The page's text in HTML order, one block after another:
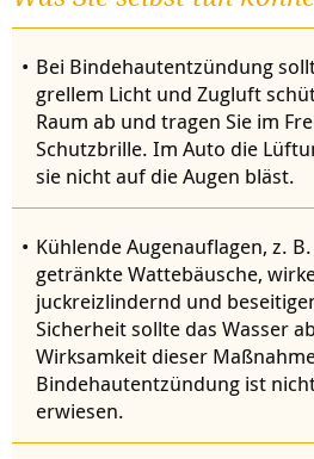
Bei Bindehautentzündung
grellem Licht und Zugluft
Raum ab und tragen Sie im
Schutzbrille. Im Auto die
sie nicht auf die Augen bläst.
Kühlende Augenauflagen, z.
getränkte Wattebäusche,
juckreizlindernd und
Sicherheit sollte das Wasser
Wirksamkeit dieser
Bindehautentzündung ist
erwiesen.